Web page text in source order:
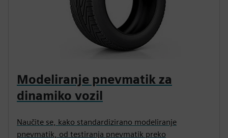
Modeliranje pnevmatik za
dinamiko vozil
Naučite se, kako standardizirano modeliranje
pnevmatik, od testiranja pnevmatik preko